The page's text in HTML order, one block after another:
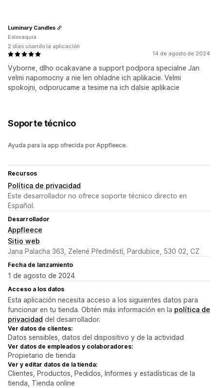
14 de agosto de 2024
Vyborne, dlho ocakavane a support podpora specialne Jan
velmi napomocny a nie len ohladne ich aplikacie. Velmi
spokojni, odporucame a tesime na ich dalsie aplikacie
Luminary Candles
Eslovaquia
2 días usando la aplicación
Soporte técnico
Ayuda para la app ofrecida por Appfleece.
Recursos
Política de privacidad
Este desarrollador no ofrece soporte técnico directo en
Español.
Desarrollador
Appfleece
Sitio web
Jana Palacha 363, Zelené Předměstí, Pardubice, 530 02, CZ
Fecha de lanzamiento
1 de agosto de 2024
Acceso a los datos
Esta aplicación necesita acceso a los siguientes datos para
funcionar en tu tienda. Obtén más información en la política de
privacidad del desarrollador.
Ver datos de clientes:
Datos sensibles, datos del dispositivo y de la actividad
Ver datos de empleados y colaboradores:
Propietario de tienda
Ver y editar datos de la tienda:
Clientes, Productos, Pedidos, Informes y estadísticas de la
tienda, Tienda online